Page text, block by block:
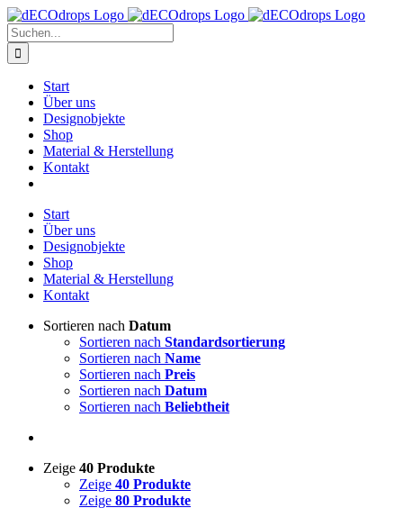
Zum
Inhalt
springen
Suche
nach:
Start
Über uns
Designobjekte
Shop
Material & Herstellung
Kontakt
Start
Über uns
Designobjekte
Shop
Material & Herstellung
Kontakt
Sortieren nach Datum
Sortieren nach Standardsortierung
Sortieren nach Name
Sortieren nach Preis
Sortieren nach Datum
Sortieren nach Beliebtheit
Zeige 40 Produkte
Zeige 40 Produkte
Zeige 80 Produkte